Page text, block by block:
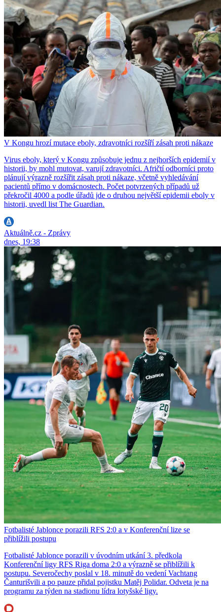
V Kongu hrozí mutace eboly, zdravotníci rozšíří zásah proti nákaze
Virus eboly, který v Kongu způsobuje jednu z nejhorších epidemií v
historii, by mohl mutovat, varují zdravotníci. Afričtí odborníci proto
plánují výrazně rozšířit zásah proti nákaze, včetně vyhledávání
pacientů přímo v domácnostech. Počet potvrzených případů už
překročil 4000 a podle úřadů jde o druhou největší epidemii eboly v
historii, uvedl list The Guardian.
Aktuálně.cz - Zprávy
dnes, 19:38
Fotbalisté Jablonce porazili RFS 2:0 a v Konferenční lize se
přiblížili postupu
Fotbalisté Jablonce porazili v úvodním utkání 3. předkola
Konferenční ligy RFS Riga doma 2:0 a výrazně se přiblížili k
postupu. Severočechy poslal v 18. minutě do vedení Vachtang
Čanturišvili a po pauze přidal pojistku Matěj Polidar. Odveta je na
programu za týden na stadionu lídra lotyšské ligy.